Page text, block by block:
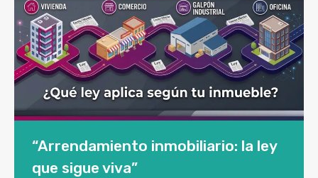
“Arrendamiento inmobiliario: la ley
que sigue viva”